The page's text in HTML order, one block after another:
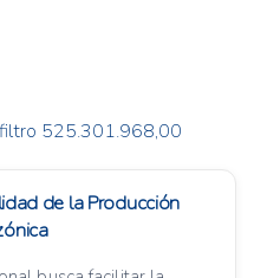
filtro 525.301.968,00
de la Producción